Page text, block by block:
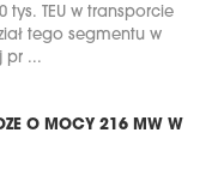
tys. TEU w transporcie
tego segmentu w
pr ...
O MOCY 216 MW W